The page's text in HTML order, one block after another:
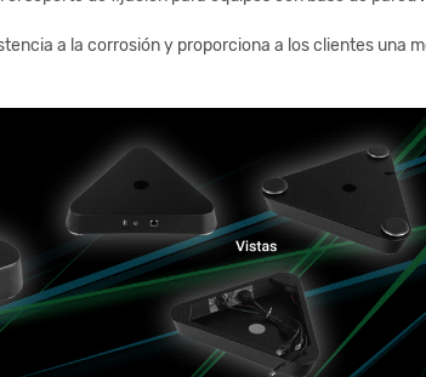
a la corrosión y proporciona a los clientes una